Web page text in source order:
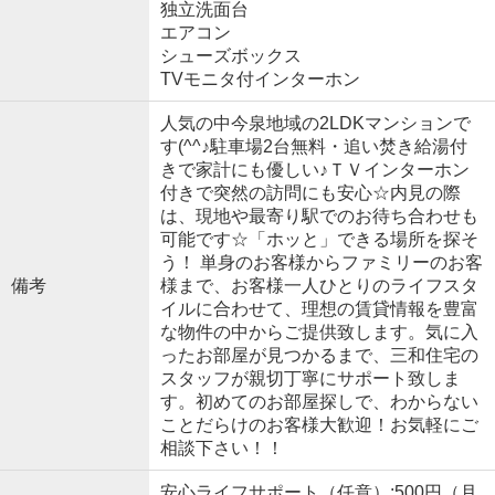
独立洗面台
エアコン
シューズボックス
TVモニタ付インターホン
備考
人気の中今泉地域の2LDKマンションで
す(^^♪駐車場2台無料・追い焚き給湯付
きで家計にも優しい♪ＴＶインターホン
付きで突然の訪問にも安心☆内見の際
は、現地や最寄り駅でのお待ち合わせも
可能です☆「ホッと」できる場所を探そ
う！ 単身のお客様からファミリーのお客
様まで、お客様一人ひとりのライフスタ
イルに合わせて、理想の賃貸情報を豊富
な物件の中からご提供致します。気に入
ったお部屋が見つかるまで、三和住宅の
スタッフが親切丁寧にサポート致しま
す。初めてのお部屋探しで、わからない
ことだらけのお客様大歓迎！お気軽にご
相談下さい！！